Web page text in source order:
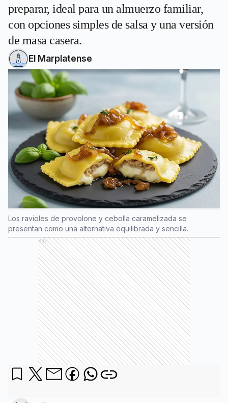
preparar, ideal para un almuerzo familiar,
con opciones simples de salsa y una versión
de masa casera.
El Marplatense
Los ravioles de provolone y cebolla caramelizada se
presentan como una alternativa equilibrada y sencilla.
Ads